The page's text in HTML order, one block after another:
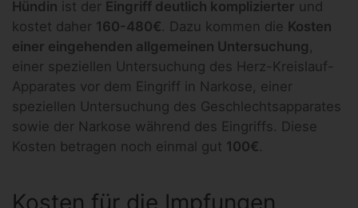
Hündin ist der Eingriff deutlich komplizierter und
kostet daher 160-480€. Dazu kommen die Kosten
einer eingehenden allgemeinen Untersuchung
einer speziellen Untersuchung des Herz-Kreislauf-
Apparates vor dem Eingriff in Narkose, einer
speziellen Untersuchung des Geschlechtsapparates
sowie der Narkose während des Eingriffs. Diese
Kosten betragen noch einmal gut 100€.
Kosten für die Impfungen